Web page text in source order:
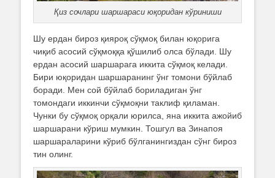
Қиз сочлари шаршараси юқоридан кўриниши
Шу ердан бироз қияроқ сўқмоқ билан юқорига
чиқиб асосий сўқмоққа қўшилиб олса бўлади. Шу
ердан асосий шаршарага иккита сўқмоқ келади.
Бири юқоридан шаршаранинг ўнг томони бўйлаб
боради. Мен сой бўйлаб бориладиган ўнг
томондаги иккинчи сўқмоқни таклиф қиламан.
Чунки бу сўқмоқ орқали юрилса, яна иккита ажойиб
шаршарани кўриш мумкин. Тошгул ва Зинапоя
шаршараларини кўриб бўлганингиздан сўнг бироз
тин олинг.